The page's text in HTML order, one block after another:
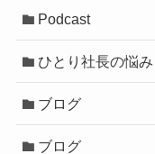
Podcast
ひとり社長の悩み
ブログ
ブログ